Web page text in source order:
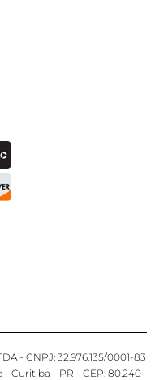
- CNPJ: 32.976.135/0001-83
- Curitiba - PR - CEP: 80.240-